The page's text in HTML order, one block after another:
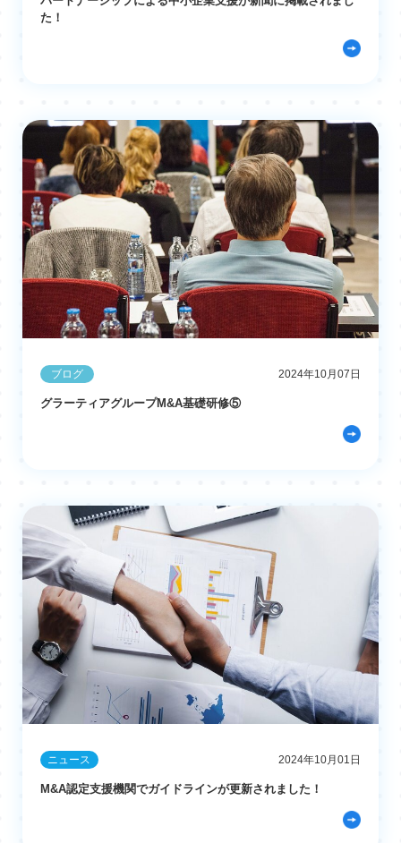
た！
ブログ 2024年10月07日
グラーティアグループM&A基礎研修⑤
ニュース 2024年10月01日
M&A認定支援機関でガイドラインが更新されました！